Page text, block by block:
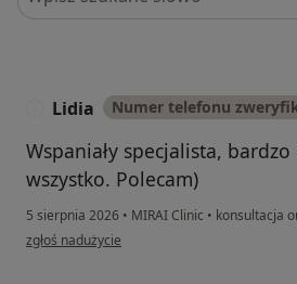
Lidia Numer telefonu
Wspaniały specjalista,
wszystko. Polecam)
5 sierpnia 2026 • MIRAI Clinic • konsultacja
w opinii użytkownika Lidia
zgłoś nadużycie